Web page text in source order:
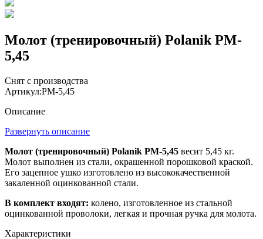
Молот (тренировочный) Polanik PM-
5,45
Снят с производства
Артикул:PM-5,45
Описание
Развернуть описание
Молот (тренировочный) Polanik PM-5,45 весит 5,45 кг.
Молот выполнен из стали, окрашенной порошковой краской.
Его зацепное ушко изготовлено из высококачественной
закаленной оцинкованной стали.
В комплект входят: колено, изготовленное из стальной
оцинкованной проволоки, легкая и прочная ручка для молота.
Характеристики